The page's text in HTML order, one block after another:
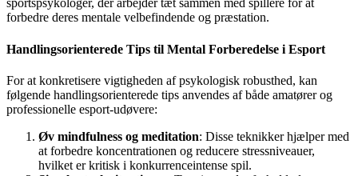
sportspsykologer, der arbejder tæt sammen med spillere for at
forbedre deres mentale velbefindende og præstation.
Handlingsorienterede Tips til Mental Forberedelse i Esport
For at konkretisere vigtigheden af psykologisk robusthed, kan
følgende handlingsorienterede tips anvendes af både amatører og
professionelle esport-udøvere:
Øv mindfulness og meditation: Disse teknikker hjælper med
at forbedre koncentrationen og reducere stressniveauer,
hvilket er kritisk i konkurrenceintense spil.